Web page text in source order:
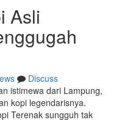
Asli
Discuss
istimewa dari Lampung,
kopi legendarisnya.
Terenak sungguh tak